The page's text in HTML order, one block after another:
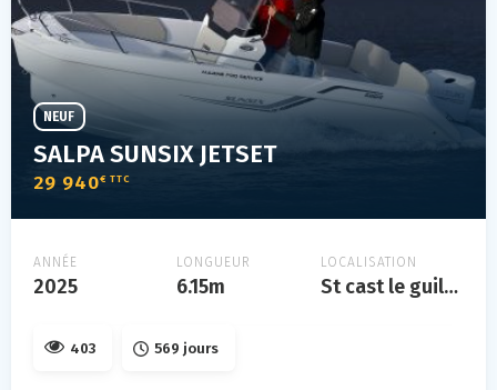
SALPA SUNSIX JETSET
29 940€ TTC
NEUF
ANNÉE
2025
LONGUEUR
6.15m
LOCALISATION
St cast le guildo
403 569 jours